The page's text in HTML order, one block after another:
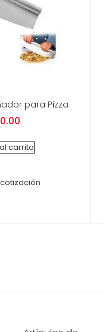
para Pizza
carrito